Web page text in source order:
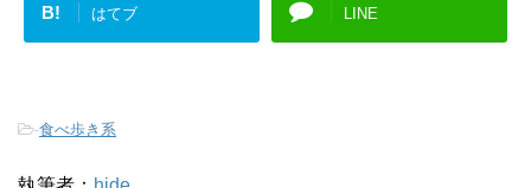
B! はてブ LINE
-食べ歩き系